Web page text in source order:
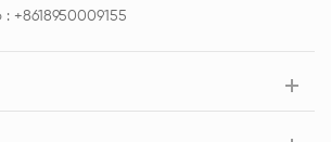
: +8618950009155